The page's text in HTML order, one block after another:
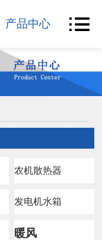
产品中心 产品查
农机散热器
发电机水箱
暖风